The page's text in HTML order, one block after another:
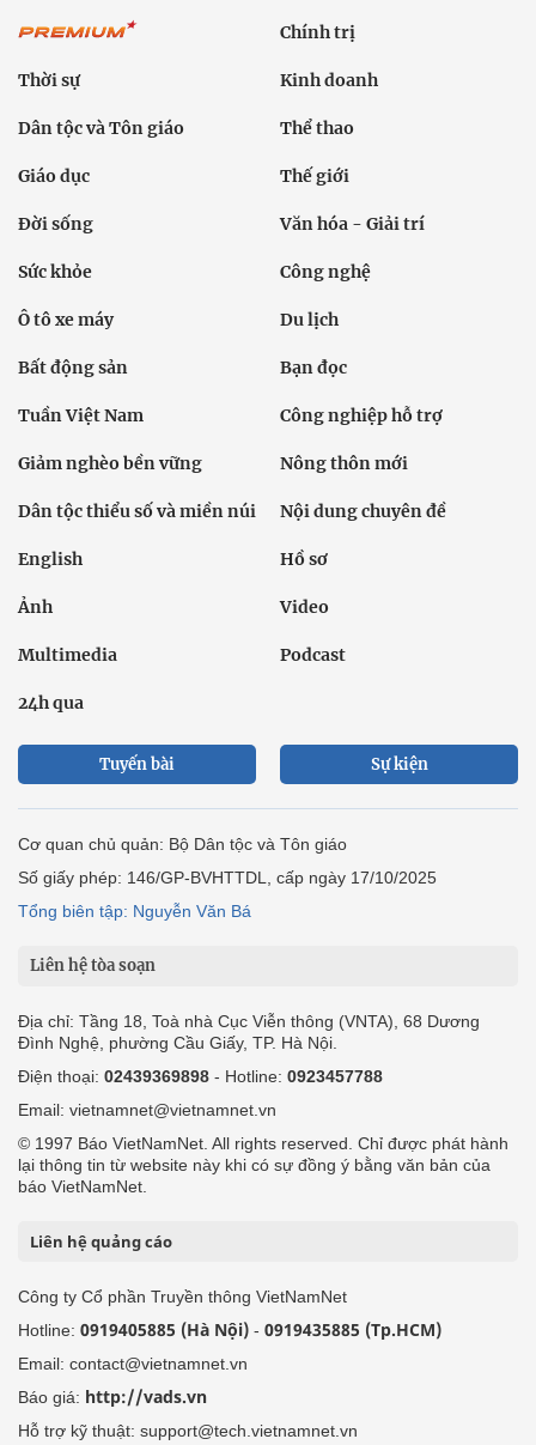
Chính trị
Thời sự Kinh doanh
Dân tộc và Tôn giáo Thể thao
Giáo dục Thế giới
Đời sống Văn hóa - Giải trí
Sức khỏe Công nghệ
Ô tô xe máy Du lịch
Bất động sản Bạn đọc
Tuần Việt Nam Công nghiệp hỗ trợ
Giảm nghèo bền vững Nông thôn mới
Dân tộc thiểu số và miền núi Nội dung chuyên đề
English Hồ sơ
Ảnh Video
Multimedia Podcast
24h qua
Tuyến bài Sự kiện
Cơ quan chủ quản: Bộ Dân tộc và Tôn giáo
Số giấy phép: 146/GP-BVHTTDL, cấp ngày 17/10/2025
Tổng biên tập: Nguyễn Văn Bá
Liên hệ tòa soạn
Địa chỉ: Tầng 18, Toà nhà Cục Viễn thông (VNTA), 68 Dương
Đình Nghệ, phường Cầu Giấy, TP. Hà Nội.
Điện thoại: 02439369898 - Hotline: 0923457788
Email: vietnamnet@vietnamnet.vn
© 1997 Báo VietNamNet. All rights reserved. Chỉ được phát hành
lại thông tin từ website này khi có sự đồng ý bằng văn bản của
báo VietNamNet.
Liên hệ quảng cáo
Công ty Cổ phần Truyền thông VietNamNet
Hotline: 0919405885 (Hà Nội) - 0919435885 (Tp.HCM)
Email: contact@vietnamnet.vn
Báo giá: http://vads.vn
Hỗ trợ kỹ thuật: support@tech.vietnamnet.vn